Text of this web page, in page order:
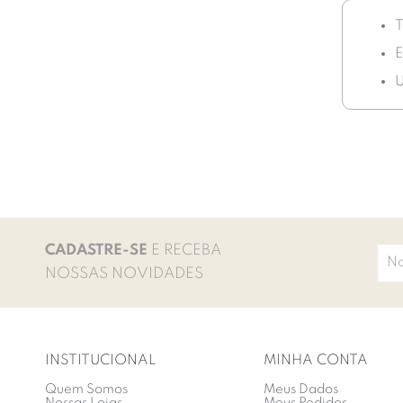
CADASTRE-SE E RECEBA
NOSSAS NOVIDADES
INSTITUCIONAL
Quem Somos
MINHA CONTA
Meus Dados